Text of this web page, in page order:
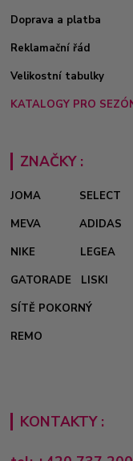
Doprava a platba
Reklamační řád
Velikostní tabulky
KATALOGY PRO
ZNAČKY :
JOMA
SELECT
MEVA
ADIDAS
NIKE
LEGEA
GATORADE
LISKI
SÍTĚ POKORNÝ
REMO
KONTAKTY :